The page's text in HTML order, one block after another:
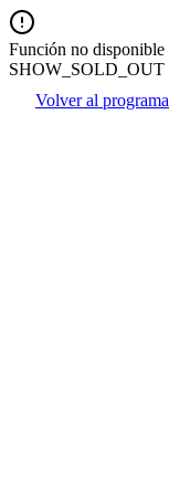
Función no disponible
SHOW_SOLD_OUT
Volver al programa